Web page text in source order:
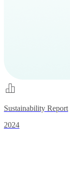
Sustainability Report
2024